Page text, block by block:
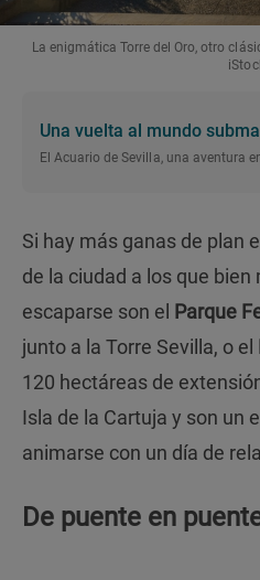
La enigmática Torre del Oro, otro
Una vuelta al mundo
El Acuario de Sevilla, una aventura
Si hay más ganas de plan
de la ciudad a los que bien
escaparse son el Parque
junto a la Torre Sevilla, o el
120 hectáreas de
Isla de la Cartuja y son un
animarse con un día de
De puente en